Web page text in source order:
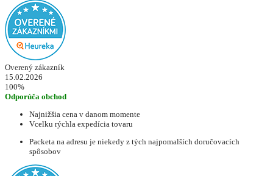
Overený zákazník
15.02.2026
100%
Odporúča obchod
Najnižšia cena v danom momente
Vcelku rýchla expedícia tovaru
Packeta na adresu je niekedy z tých najpomalších doručovacích
spôsobov